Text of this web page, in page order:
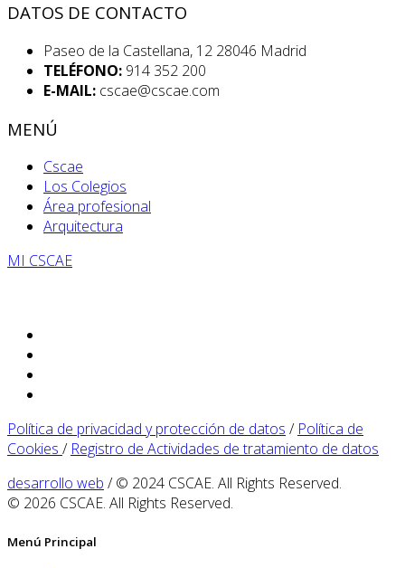
DATOS DE CONTACTO
Paseo de la Castellana, 12 28046 Madrid
TELÉFONO: 914 352 200
E-MAIL: cscae@cscae.com
MENÚ
Cscae
Los Colegios
Área profesional
Arquitectura
MI CSCAE
Política de privacidad y protección de datos / Política de
Cookies / Registro de Actividades de tratamiento de datos
desarrollo web / © 2024 CSCAE. All Rights Reserved.
© 2026 CSCAE. All Rights Reserved.
Menú Principal